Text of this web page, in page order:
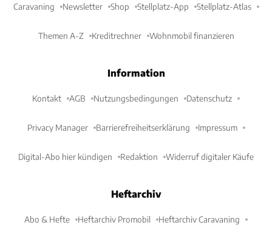
Caravaning Newsletter Shop Stellplatz-App Stellplatz-Atlas
Themen A-Z Kreditrechner Wohnmobil finanzieren
Information
Kontakt AGB Nutzungsbedingungen Datenschutz
Privacy Manager Barrierefreiheitserklärung Impressum
Digital-Abo hier kündigen Redaktion Widerruf digitaler Käufe
Heftarchiv
Abo & Hefte Heftarchiv Promobil Heftarchiv Caravaning